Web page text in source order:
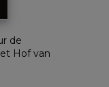
de
Hof van